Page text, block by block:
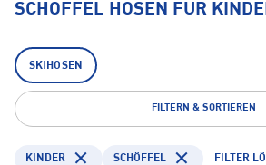
SCHÖFFEL HOSEN FÜR
SKIHOSEN
FILTERN & SORTIEREN
KINDER SCHÖFFEL FILTER